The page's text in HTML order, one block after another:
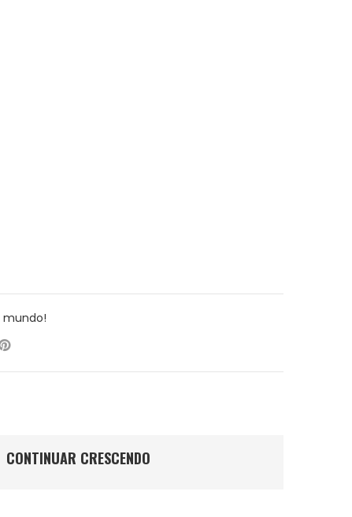
CONTINUAR CRESCENDO